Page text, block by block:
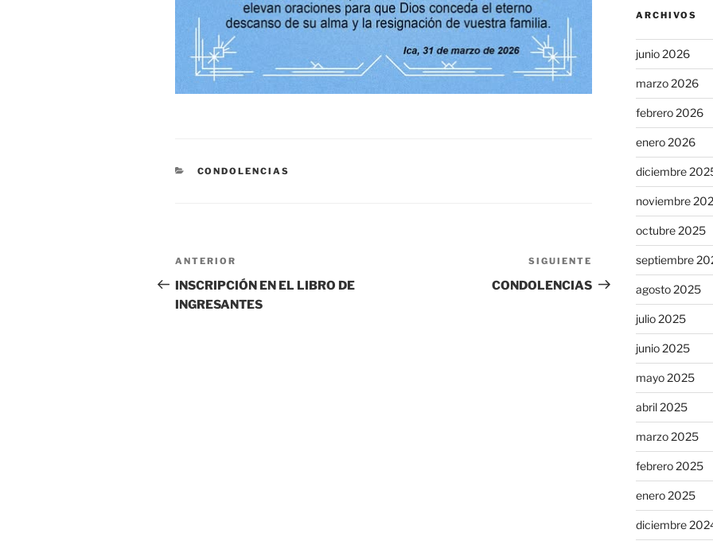
CATEGORÍAS
CONDOLENCIAS
Navegación
de
entradas
Entrada
anterior:
ANTERIOR
INSCRIPCIÓN EN EL LIBRO DE
INGRESANTES
Siguiente
entrada
SIGUIENTE
CONDOLENCIAS
ARCHIVOS
junio 2026
marzo 2026
febrero 2026
enero 2026
diciembre
noviembre
octubre 2025
septiembre
agosto 2025
julio 2025
junio 2025
mayo 2025
abril 2025
marzo 2025
febrero 2025
enero 2025
diciembre